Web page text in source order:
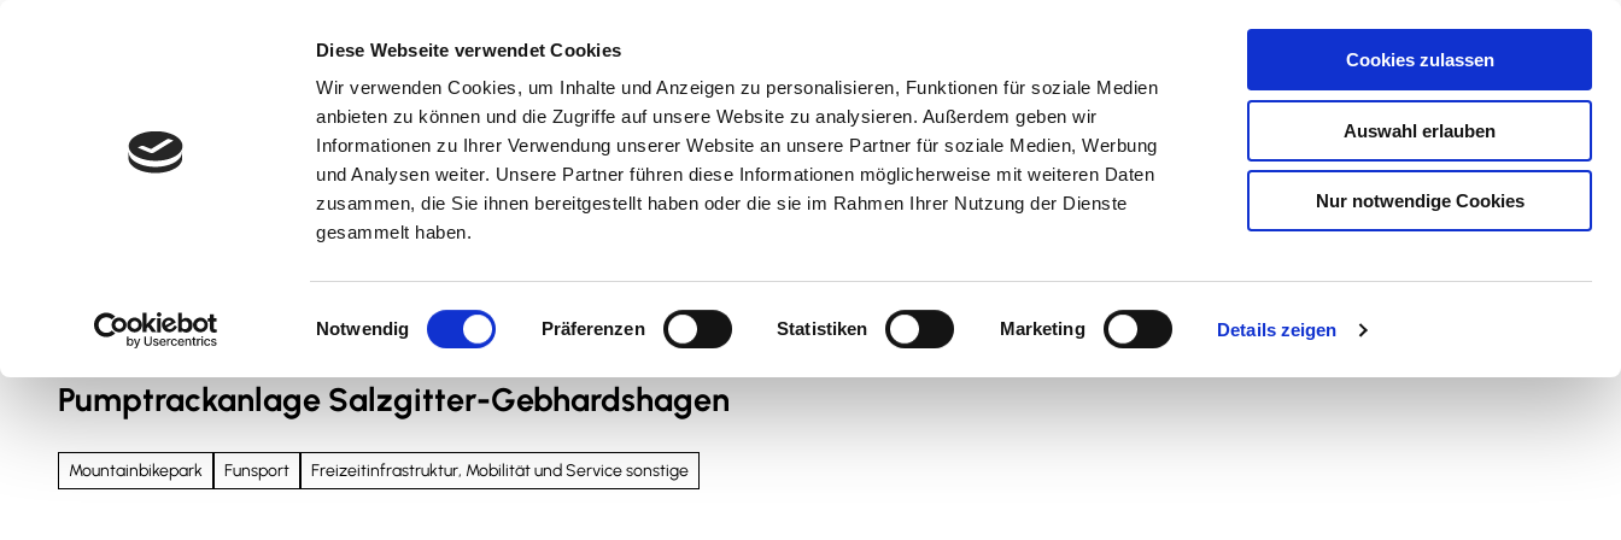
Diese Webseite verwendet Cookies
Wir verwenden Cookies, um Inhalte und Anzeigen zu personalisieren, Funktionen für soziale Medien
anbieten zu können und die Zugriffe auf unsere Website zu analysieren. Außerdem geben wir
Informationen zu Ihrer Verwendung unserer Website an unsere Partner für soziale Medien, Werbung
und Analysen weiter. Unsere Partner führen diese Informationen möglicherweise mit weiteren Daten
zusammen, die Sie ihnen bereitgestellt haben oder die sie im Rahmen Ihrer Nutzung der Dienste
gesammelt haben.
i
w
l
l
Notwendig Präferenzen Statistiken Marketing Details zeigen
Cookies zulassen
Auswahl erlauben
Nur notwendige Cookies
Kultur & Erlebnis Kulinarik & Genuss Suche Veranstaltungen
Pumptrackanlage Salzgitter-Gebhardshagen
Mountainbikepark Funsport Freizeitinfrastruktur, Mobilität und Service sonstige